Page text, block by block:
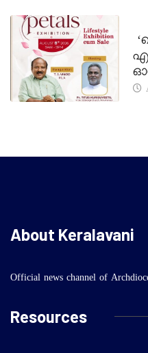
About Keralavani
Official news channel of
Resources